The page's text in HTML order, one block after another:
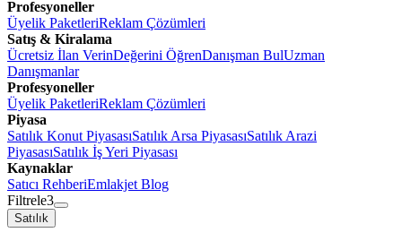
Profesyoneller
Üyelik PaketleriReklam Çözümleri
Satış & Kiralama
Ücretsiz İlan VerinDeğerini ÖğrenDanışman BulUzman
Danışmanlar
Profesyoneller
Üyelik PaketleriReklam Çözümleri
Piyasa
Satılık Konut PiyasasıSatılık Arsa PiyasasıSatılık Arazi
PiyasasıSatılık İş Yeri Piyasası
Kaynaklar
Satıcı RehberiEmlakjet Blog
Filtrele3
Satılık